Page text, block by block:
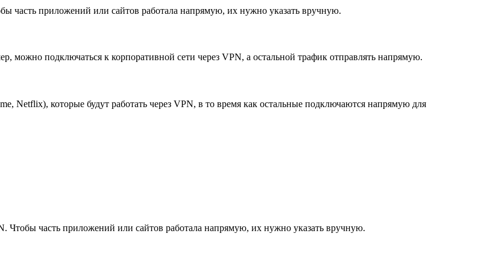
часть приложений или сайтов работала напрямую, их нужно указать вручную.
можно подключаться к корпоративной сети через VPN, а остальной трафик отправлять напрямую.
Netflix), которые будут работать через VPN, в то время как остальные подключаются напрямую для
Чтобы часть приложений или сайтов работала напрямую, их нужно указать вручную.